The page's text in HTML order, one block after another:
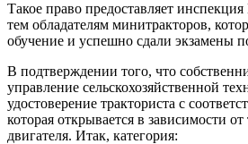
Такое право предоставляет инспекция
тем обладателям минитракторов,
обучение и успешно сдали экзамены
В подтверждении того, что
управление сельскохозяйственной
удостоверение тракториста с
которая открывается в зависимости
двигателя. Итак, категория: